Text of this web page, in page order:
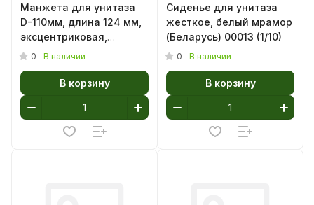
Манжета для унитаза
D-110мм, длина 124 мм,
эксцентриковая,
смещение 20мм АНИ
0 В наличии
В корзину
Сиденье для унитаза
жесткое, белый мрамор
(Беларусь) 00013 (1/10)
0 В наличии
В корзину